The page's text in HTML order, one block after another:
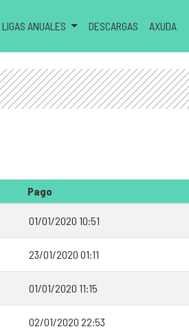
LIGAS ANUALES DESCARGAS AXUDA
Pago
01/01/2020 10:51
23/01/2020 01:11
01/01/2020 11:15
02/01/2020 22:53